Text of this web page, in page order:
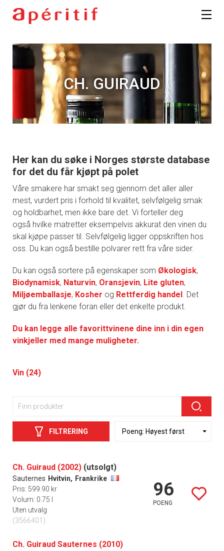
CH. GUIRAUD
Her kan du søke i Norges største database
for det du får kjøpt på polet
Våre smakere har smakt seg gjennom det aller aller
mest, vurdert pris i forhold til kvalitet, selvfølgelig smak
og holdbarhet, men ikke bare det. Vi forteller deg
også hvilke matretter eksempelvis akkurat den vinen du
skal kjøpe passer til. Selvfølgelig ligger oppskriften hos
oss. Du kan også bestille polvarer rett fra våre sider.
Du kan også sortere på egenskaper som Økologisk,
Biodynamisk, Naturvin, Oransjevin, Lite gluten,
Miljøemballasje, Kosher og Rettferdig handel. Det
gjør du fra lenkene foran eller det enkelte produkt.
Du kan legge alle favorittvinene dine inn i din egen
vinkjeller med mange muligheter.
Vin (24)
FILTRERING
Ch. Guiraud (2002) (utsolgt)
Sauternes Hvitvin, Frankrike
Pris: 599.90 kr
Volum: 0.75 l
Uten utvalg
(3566401)
96
POENG
Ch. Guiraud Sauternes (2010)